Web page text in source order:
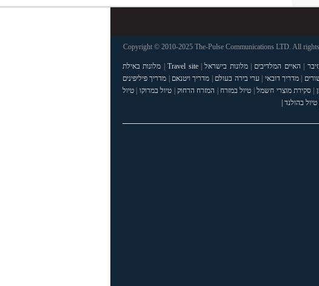
Copyright © 2010-2025 The-Pulse Communications LTD. All
| האיים המלדיבים |מלונות בישראל|
Travel site
| מלונות באילת
|מדריך דובאי | ערי בירה בעולם | מדריך ויטנאם | מדריך פיליפינים
|סקירת מוצרי חשמל| טיול במזרח | המזרח הרחוק | טיול במרוקו | טיול
טיול בהולנד |